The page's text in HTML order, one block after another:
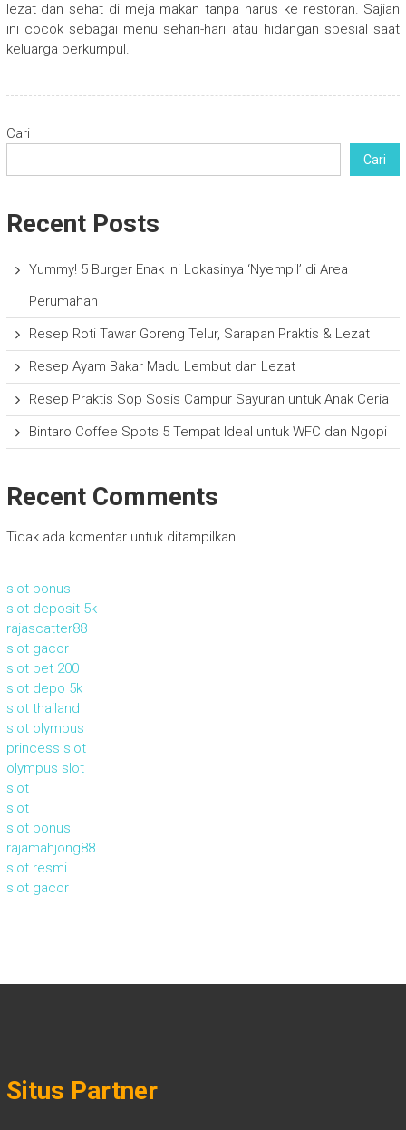
lezat dan sehat di meja makan tanpa harus ke restoran. Sajian
ini cocok sebagai menu sehari-hari atau hidangan spesial saat
keluarga berkumpul.
Cari
Cari
Recent Posts
Yummy! 5 Burger Enak Ini Lokasinya ‘Nyempil’ di Area
Perumahan
Resep Roti Tawar Goreng Telur, Sarapan Praktis & Lezat
Resep Ayam Bakar Madu Lembut dan Lezat
Resep Praktis Sop Sosis Campur Sayuran untuk Anak Ceria
Bintaro Coffee Spots 5 Tempat Ideal untuk WFC dan Ngopi
Recent Comments
Tidak ada komentar untuk ditampilkan.
slot bonus
slot deposit 5k
rajascatter88
slot gacor
slot bet 200
slot depo 5k
slot thailand
slot olympus
princess slot
olympus slot
slot
slot
slot bonus
rajamahjong88
slot resmi
slot gacor
Situs Partner